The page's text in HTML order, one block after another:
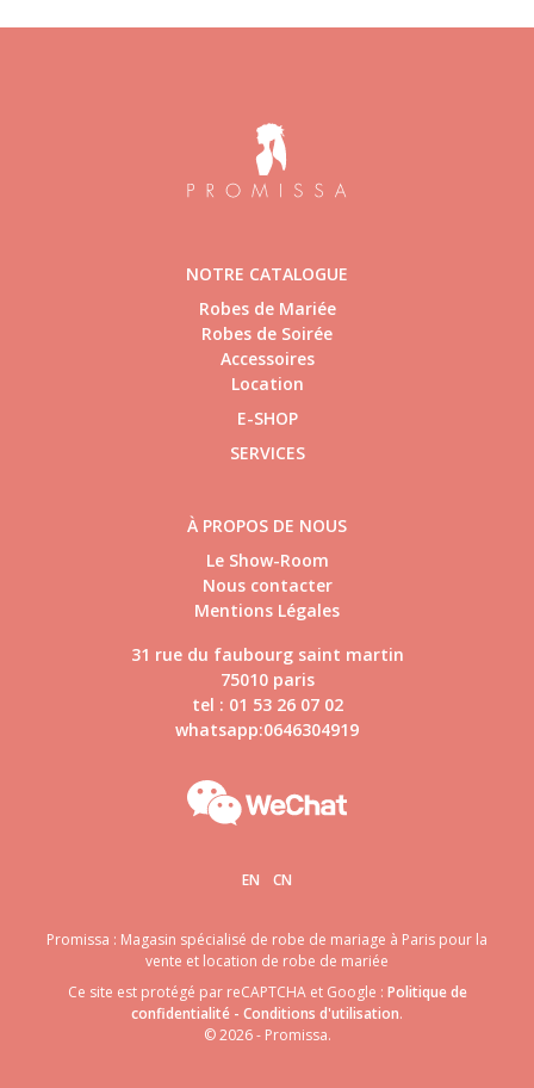
NOTRE CATALOGUE
Robes de Mariée
Robes de Soirée
Accessoires
Location
E-SHOP
SERVICES
À PROPOS DE NOUS
Le Show-Room
Nous contacter
Mentions Légales
31 rue du faubourg saint martin
75010 paris
tel : 01 53 26 07 02
whatsapp:0646304919
EN CN
Promissa : Magasin spécialisé de robe de mariage à Paris pour la
vente et location de robe de mariée
Ce site est protégé par reCAPTCHA et Google : Politique de
confidentialité - Conditions d'utilisation.
© 2026 - Promissa.